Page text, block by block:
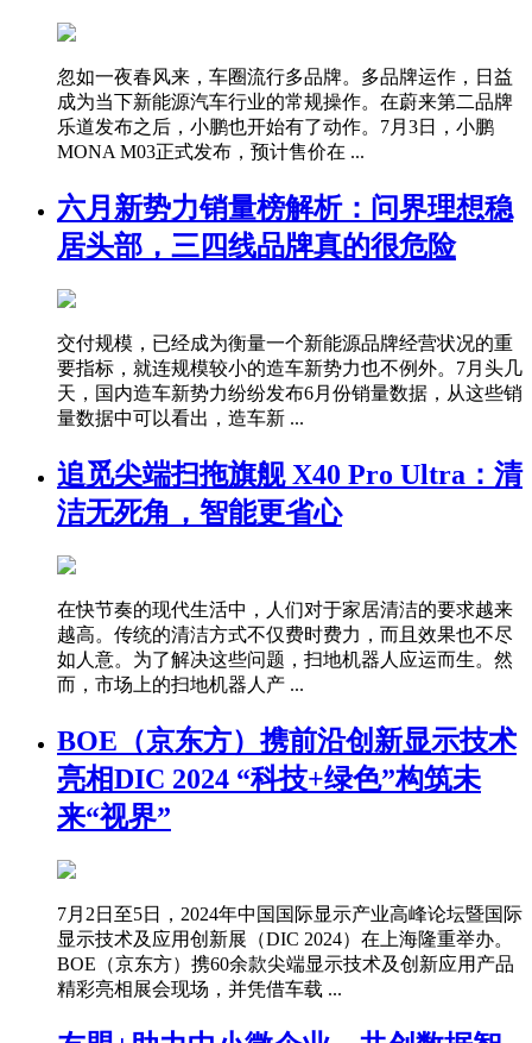
忽如一夜春风来，车圈流行多品牌。多品牌运作，日益
成为当下新能源汽车行业的常规操作。在蔚来第二品牌
乐道发布之后，小鹏也开始有了动作。7月3日，小鹏
MONA M03正式发布，预计售价在 ...
六月新势力销量榜解析：问界理想稳
居头部，三四线品牌真的很危险
交付规模，已经成为衡量一个新能源品牌经营状况的重
要指标，就连规模较小的造车新势力也不例外。7月头几
天，国内造车新势力纷纷发布6月份销量数据，从这些销
量数据中可以看出，造车新 ...
追觅尖端扫拖旗舰 X40 Pro Ultra：清
洁无死角，智能更省心
在快节奏的现代生活中，人们对于家居清洁的要求越来
越高。传统的清洁方式不仅费时费力，而且效果也不尽
如人意。为了解决这些问题，扫地机器人应运而生。然
而，市场上的扫地机器人产 ...
BOE（京东方）携前沿创新显示技术
亮相DIC 2024 “科技+绿色”构筑未
来“视界”
7月2日至5日，2024年中国国际显示产业高峰论坛暨国际
显示技术及应用创新展（DIC 2024）在上海隆重举办。
BOE（京东方）携60余款尖端显示技术及创新应用产品
精彩亮相展会现场，并凭借车载 ...